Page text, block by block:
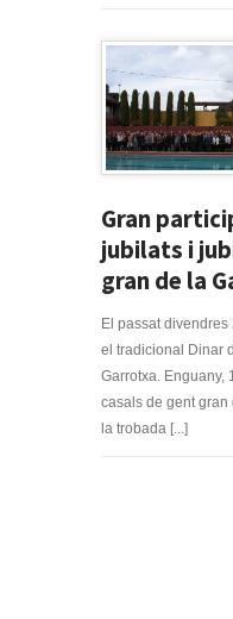
Gran
jubilats i
gran de la
El passat
el tradicional Dinar
Garrotxa. Enguany,
casals de gent
la trobada [...]